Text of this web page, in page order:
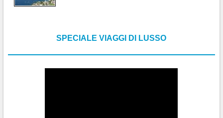
SPECIALE VIAGGI DI LUSSO